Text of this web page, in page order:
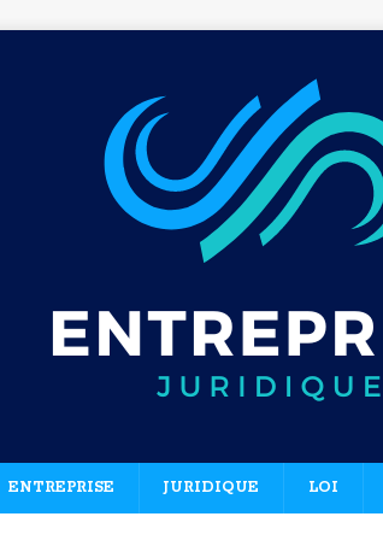
ENTREPRISE JURIDIQUE LOI